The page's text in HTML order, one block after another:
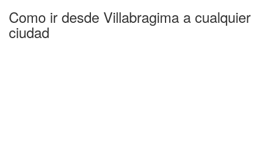
Como ir desde Villabragima a cualquier
ciudad